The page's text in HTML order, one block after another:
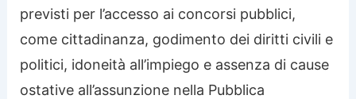
previsti per l’accesso ai concorsi pubblici,
come cittadinanza, godimento dei diritti civili e
politici, idoneità all’impiego e assenza di cause
ostative all’assunzione nella Pubblica